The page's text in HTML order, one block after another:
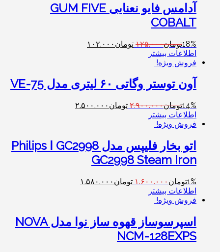
آدامس فایو نعنایی GUM FIVE
COBALT
18%تومان۱۲۵.۰۰۰ تومان ۱۰۲.۰۰۰
اطلاعات بیشتر
فروش ویژه!
آون توستر وگاتی ۶۰ لیتری مدل VE-75
14%تومان۲.۹۰۰.۰۰۰ تومان ۲.۵۰۰.۰۰۰
اطلاعات بیشتر
فروش ویژه!
اتو بخار فلیپس مدل GC2998 ا Philips
GC2998 Steam Iron
1%تومان۱.۶۰۰.۰۰۰ تومان ۱.۵۸۰.۰۰۰
اطلاعات بیشتر
فروش ویژه!
اسپرسوساز قهوه ساز نوا مدل NOVA
NCM-128EXPS